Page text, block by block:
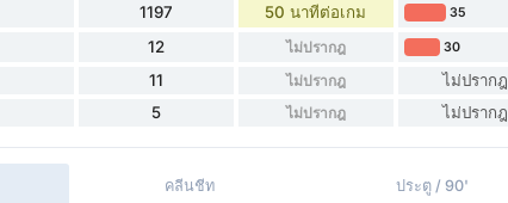
1197 50 นาทีต่อเกม 35
12 ไม่ปรากฎ 30
11 ไม่ปรากฎ ไม่ปรากฎ
5 ไม่ปรากฎ ไม่ปรากฎ
คลีนชีท ประตู / 90'